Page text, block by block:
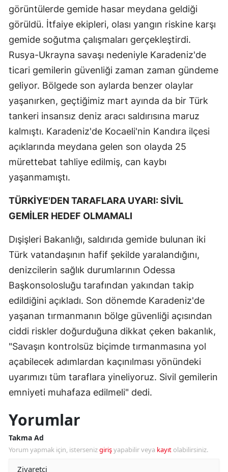
görüntülerde gemide hasar meydana geldiği
görüldü. İtfaiye ekipleri, olası yangın riskine karşı
gemide soğutma çalışmaları gerçekleştirdi.
Rusya-Ukrayna savaşı nedeniyle Karadeniz'de
ticari gemilerin güvenliği zaman zaman gündeme
geliyor. Bölgede son aylarda benzer olaylar
yaşanırken, geçtiğimiz mart ayında da bir Türk
tankeri insansız deniz aracı saldırısına maruz
kalmıştı. Karadeniz'de Kocaeli'nin Kandıra ilçesi
açıklarında meydana gelen son olayda 25
mürettebat tahliye edilmiş, can kaybı
yaşanmamıştı.
TÜRKİYE'DEN TARAFLARA UYARI: SİVİL
GEMİLER HEDEF OLMAMALI
Dışişleri Bakanlığı, saldırıda gemide bulunan iki
Türk vatandaşının hafif şekilde yaralandığını,
denizcilerin sağlık durumlarının Odessa
Başkonsolosluğu tarafından yakından takip
edildiğini açıkladı. Son dönemde Karadeniz'de
yaşanan tırmanmanın bölge güvenliği açısından
ciddi riskler doğurduğuna dikkat çeken bakanlık,
"Savaşın kontrolsüz biçimde tırmanmasına yol
açabilecek adımlardan kaçınılması yönündeki
uyarımızı tüm taraflara yineliyoruz. Sivil gemilerin
emniyeti muhafaza edilmeli" dedi.
Yorumlar
Takma Ad
Yorum yapmak için, istersenizgirişyapabilir veya kayıt olabilirsiniz.